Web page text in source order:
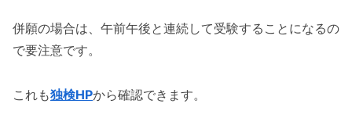
併願の場合は、午前午後と連続して受験することになるの
で要注意です。
これも独検HPから確認できます。